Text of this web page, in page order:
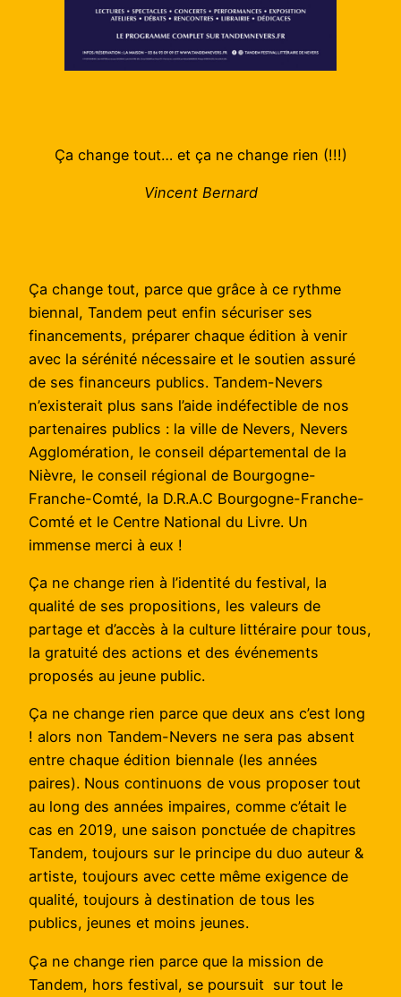
Ça change tout… et ça ne change rien (!!!)
Vincent Bernard
Ça change tout, parce que grâce à ce rythme
biennal, Tandem peut enfin sécuriser ses
financements, préparer chaque édition à venir
avec la sérénité nécessaire et le soutien assuré
de ses financeurs publics. Tandem-Nevers
n’existerait plus sans l’aide indéfectible de nos
partenaires publics : la ville de Nevers, Nevers
Agglomération, le conseil départemental de la
Nièvre, le conseil régional de Bourgogne-
Franche-Comté, la D.R.A.C Bourgogne-Franche-
Comté et le Centre National du Livre. Un
immense merci à eux !
Ça ne change rien à l’identité du festival, la
qualité de ses propositions, les valeurs de
partage et d’accès à la culture littéraire pour tous,
la gratuité des actions et des événements
proposés au jeune public.
Ça ne change rien parce que deux ans c’est long
! alors non Tandem-Nevers ne sera pas absent
entre chaque édition biennale (les années
paires). Nous continuons de vous proposer tout
au long des années impaires, comme c’était le
cas en 2019, une saison ponctuée de chapitres
Tandem, toujours sur le principe du duo auteur &
artiste, toujours avec cette même exigence de
qualité, toujours à destination de tous les
publics, jeunes et moins jeunes.
Ça ne change rien parce que la mission de
Tandem, hors festival, se poursuit sur tout le